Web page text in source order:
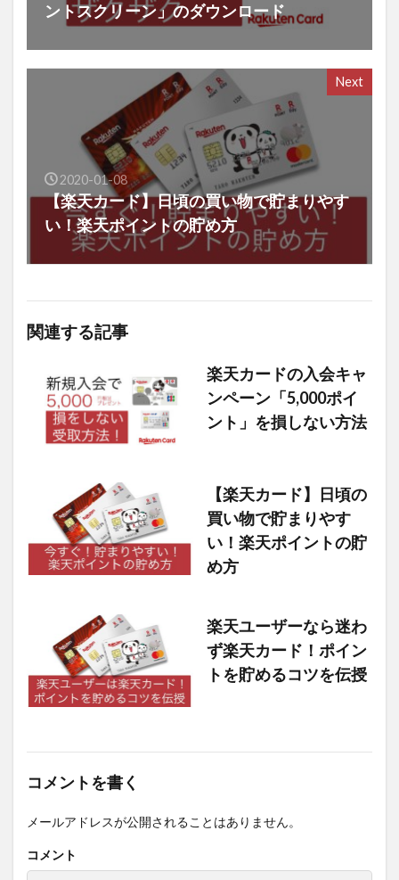
ントスクリーン」のダウンロード
Next
2020-01-08
【楽天カード】日頃の買い物で貯まりやす
い！楽天ポイントの貯め方
関連する記事
楽天カードの入会キャ
ンペーン「5,000ポイ
ント」を損しない方法
【楽天カード】日頃の
買い物で貯まりやす
い！楽天ポイントの貯
め方
楽天ユーザーなら迷わ
ず楽天カード！ポイン
トを貯めるコツを伝授
コメントを書く
メールアドレスが公開されることはありません。
コメント